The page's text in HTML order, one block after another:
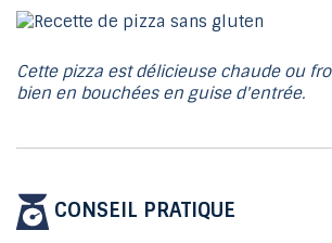
Cette pizza est délicieuse chaude ou
bien en bouchées en guise d'entrée.
CONSEIL PRATIQUE